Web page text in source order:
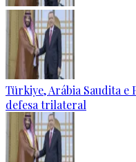
Türkiye, Arábia Saudita e
defesa trilateral